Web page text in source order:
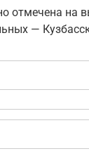
отмечена на
—